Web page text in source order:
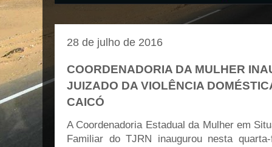
28 de julho de 2016
COORDENADORIA DA MULHER
JUIZADO DA VIOLÊNCIA
CAICÓ
A Coordenadoria Estadual da Mulher em
Familiar do TJRN inaugurou nesta